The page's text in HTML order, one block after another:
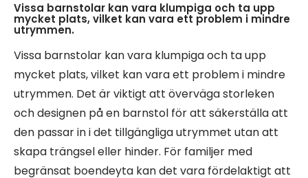
Vissa barnstolar kan vara klumpiga och ta upp
mycket plats, vilket kan vara ett problem i mindre
utrymmen.
Vissa barnstolar kan vara klumpiga och ta upp
mycket plats, vilket kan vara ett problem i mindre
utrymmen. Det är viktigt att överväga storleken
och designen på en barnstol för att säkerställa att
den passar in i det tillgängliga utrymmet utan att
skapa trängsel eller hinder. För familjer med
begränsat boendeyta kan det vara fördelaktigt att